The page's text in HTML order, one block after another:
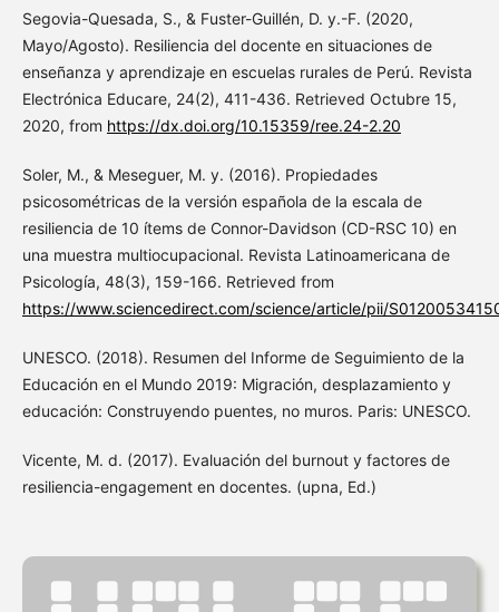
Segovia-Quesada, S., & Fuster-Guillén, D. y.-F. (2020,
Mayo/Agosto). Resiliencia del docente en situaciones de
enseñanza y aprendizaje en escuelas rurales de Perú. Revista
Electrónica Educare, 24(2), 411-436. Retrieved Octubre 15,
2020, from https://dx.doi.org/10.15359/ree.24-2.20
Soler, M., & Meseguer, M. y. (2016). Propiedades
psicosométricas de la versión española de la escala de
resiliencia de 10 ítems de Connor-Davidson (CD-RSC 10) en
una muestra multiocupacional. Revista Latinoamericana de
Psicología, 48(3), 159-166. Retrieved from
https://www.sciencedirect.com/science/article/pii/
UNESCO. (2018). Resumen del Informe de Seguimiento de la
Educación en el Mundo 2019: Migración, desplazamiento y
educación: Construyendo puentes, no muros. Paris: UNESCO.
Vicente, M. d. (2017). Evaluación del burnout y factores de
resiliencia-engagement en docentes. (upna, Ed.)